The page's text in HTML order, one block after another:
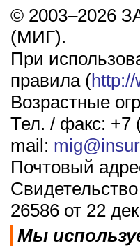
© 2003–2026
(МИГ).
При
правила (
Возрастные
Тел. / факс: +7
mail:
Почтовый
26586 от 22
Мы